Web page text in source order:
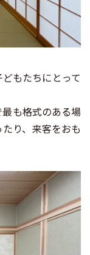
もたちにとって
も格式のある場
り、来客をおも